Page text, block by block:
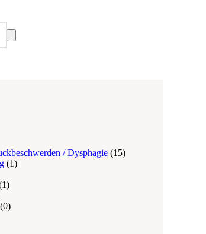
/ Dysphagie (15)
(1)
(0)